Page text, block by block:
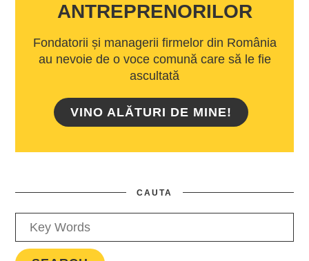
ANTREPRENORILOR
Fondatorii și managerii firmelor din România
au nevoie de o voce comună care să le fie
ascultată
VINO ALĂTURI DE MINE!
CAUTA